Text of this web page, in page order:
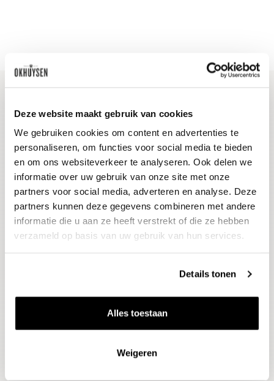
Deze website maakt gebruik van cookies
We gebruiken cookies om content en advertenties te
personaliseren, om functies voor social media te bieden
en om ons websiteverkeer te analyseren. Ook delen we
informatie over uw gebruik van onze site met onze
partners voor social media, adverteren en analyse. Deze
partners kunnen deze gegevens combineren met andere
informatie die u aan ze heeft verstrekt of die ze hebben
verzameld op basis van uw gebruik van hun services.
Details tonen
Alles toestaan
Weigeren
Blijf op de hoogte
Ontvang het laatste wijnnieuws, proeverijen en
evenementen
E-mailadres
Aanmelden
Thema's